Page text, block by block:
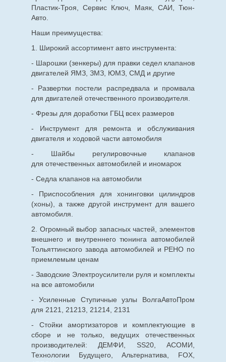
Пластик-Троя, Сервис Ключ, Маяк, САИ, Тюн-
Авто.
Наши преимущества:
1. Широкий ассортимент авто инструмента:
- Шарошки (зенкеры) для правки седел клапанов
двигателей ЯМЗ, ЗМЗ, ЮМЗ, СМД и другие
- Развертки постели распредвала и промвала
для двигателей отечественного производителя.
- Фрезы для доработки ГБЦ всех размеров
- Инструмент для ремонта и обслуживания
двигателя и ходовой части автомобиля
- Шайбы регулировочные клапанов
для отечественныхавтомобилей и иномарок
- Седла клапанов на автомобили
- Приспособления для хонинговки цилиндров
(хоны), а также другой инструмент для вашего
автомобиля.
2. Огромный выбор запасных частей, элементов
внешнего и внутреннего тюнинга автомобилей
Тольяттинского завода автомобилей и РЕНО по
приемлемым ценам
- Заводские Электроусилители руля и комплекты
на все автомобили
- Усиленные Ступичные узлы ВолгаАвтоПром
для 2121, 21213, 21214, 2131
- Стойки амортизаторов и комплектующие в
сборе и не только, ведущих отечественных
производителей: ДЕМФИ, SS20, АСОМИ,
Технологии Будущего, Альтернатива, FOX,